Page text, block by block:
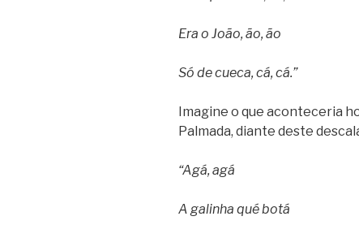
Era o João, ão, ão
Só de cueca, cá, cá.”
Imagine o que aconteceria
Palmada, diante deste
“Agá, agá
A galinha qué botá